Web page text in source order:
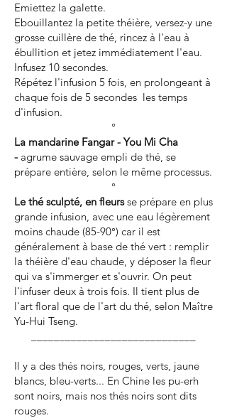
Emiettez la galette.
​Ebouillantez la petite théière, versez-y une
grosse cuillère de thé, rincez à l'eau à
ébullition et jetez immédiatement l'eau.
Infusez 10 secondes.
Répétez l'infusion 5 fois, en prolongeant à
chaque fois de 5 secondes les temps
d'infusion.
°​
La mandarine Fangar - You Mi Cha
- agrume sauvage empli de thé, se
prépare entière, selon le même processus.
°​
Le thé sculpté, en fleursse prépare en plus
grande infusion, avec une eau légèrement
moins chaude (85-90°) car il est
généralement à base de thé vert : remplir
la théière d'eau chaude, y déposer la fleur
qui va s'immerger et s'ouvrir. On peut
l'infuser deux à trois fois. Il tient plus de
l'art floral que de l'art du thé, selon Maître
Yu-Hui Tseng.
Il y a des thés noirs, rouges, verts, jaune
blancs, bleu-verts... En Chine les pu-erh
sont noirs, mais nos thés noirs sont dits
rouges.